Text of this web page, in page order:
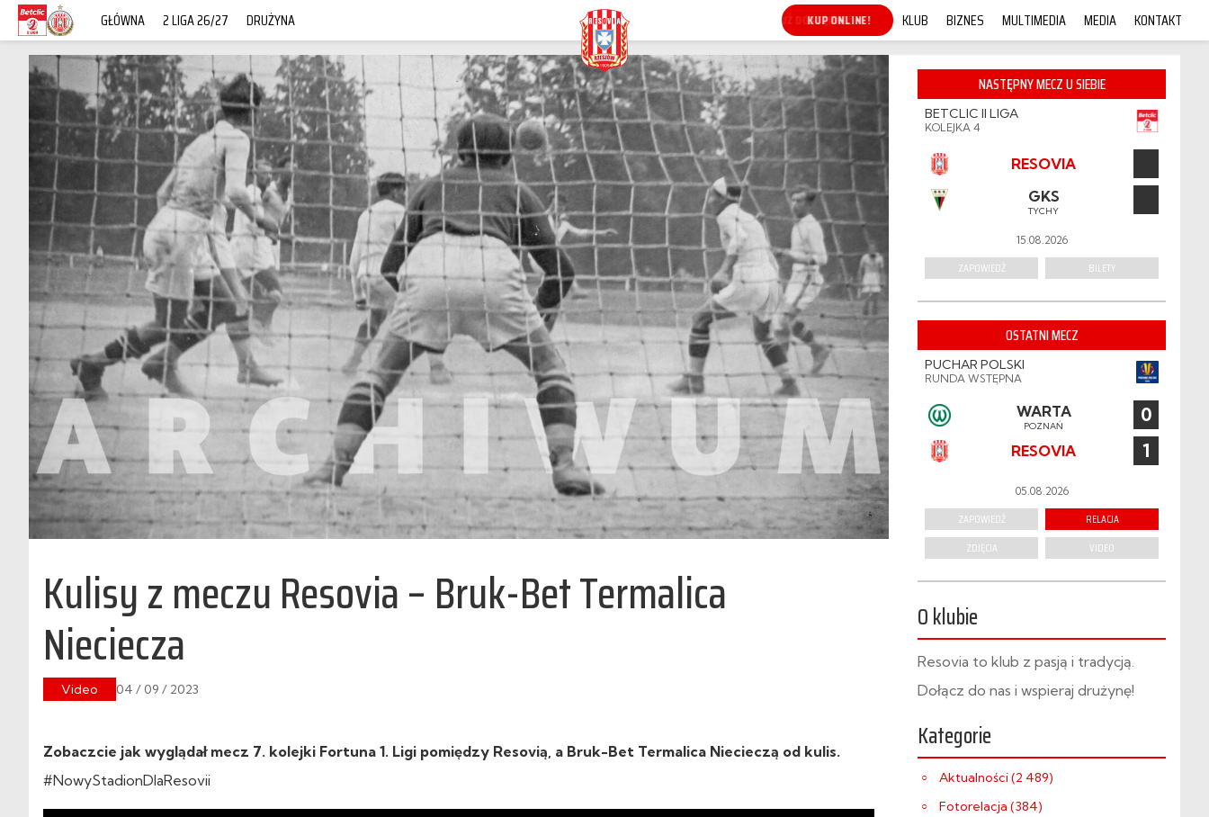
GŁÓWNA 2 LIGA 26/27 DRUŻYNA KUP ONLINE! KLUB BIZNES MULTIMEDIA MEDIA KONTAKT
Kulisy z meczu Resovia – Bruk-Bet Termalica
Nieciecza
Video 04 / 09 / 2023
Zobaczcie jak wyglądał mecz 7. kolejki Fortuna 1. Ligi pomiędzy Resovią, a Bruk-Bet Termalica Niecieczą od kulis.
#NowyStadionDlaResovii
NASTĘPNY MECZ U SIEBIE
BETCLIC II LIGA
KOLEJKA 4
RESOVIA
GKS
TYCHY
15.08.2026
ZAPOWIEDŹ BILETY
OSTATNI MECZ
PUCHAR POLSKI
RUNDA WSTĘPNA
WARTA
POZNAŃ 0
RESOVIA 1
05.08.2026
ZAPOWIEDŹ
RELACJA
ZDJĘCIA
VIDEO
O klubie
Resovia to klub z pasją i tradycją.
Dołącz do nas i wspieraj drużynę!
Kategorie
Aktualności (2 489)
Fotorelacja (384)